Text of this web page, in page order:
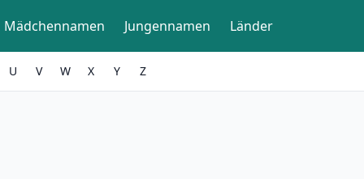
Mädchennamen Jungennamen Länder
U V W X Y Z